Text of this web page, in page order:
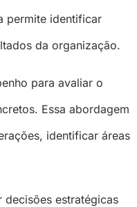
permite identificar
da organização.
para avaliar o
Essa abordagem
identificar áreas
decisões estratégicas